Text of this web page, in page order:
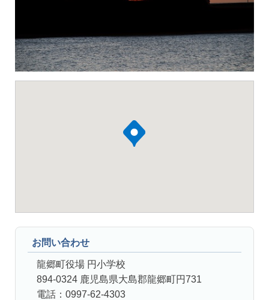
お問い合わせ
龍郷町役場 円小学校
894-0324 鹿児島県大島郡龍郷町円731
電話：0997-62-4303